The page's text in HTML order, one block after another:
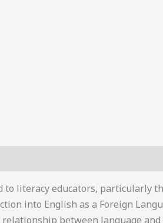
to literacy educators, particularly
into English as a Foreign
between language